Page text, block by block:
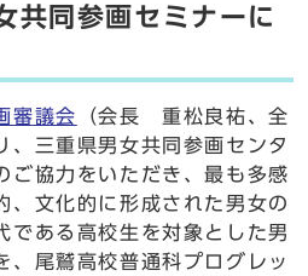
共同参画セミナーに
審議会
（会長 重松良祐、全
、三重県男女共同参画センタ
ご協力をいただき、最も多感
、文化的に形成された男女の
である高校生を対象とした男
、尾鷲高校普通科プログレッ